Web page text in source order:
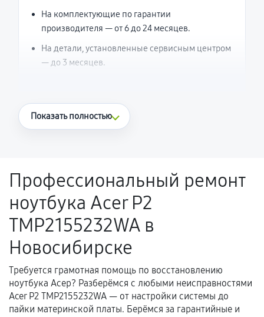
На комплектующие по гарантии
производителя — от 6 до 24 месяцев.
На детали, установленные сервисным центром
— до 3 месяцев.
Что считается гарантийным случаем
Поломка установленной детали при
нормальной эксплуатации в течение
гарантийного срока.
Несоответствие комплектующей заявленным
техническим характеристикам.
Документы для подтверждения
гарантии
Показать полностью
Профессиональный ремонт
ноутбука Acer P2
TMP2155232WA в
Новосибирске
Требуется грамотная помощь по восстановлению
ноутбука Асер? Разберёмся с любыми неисправностями
Acer P2 TMP2155232WA — от настройки системы до
пайки материнской платы. Берёмся за гарантийные и